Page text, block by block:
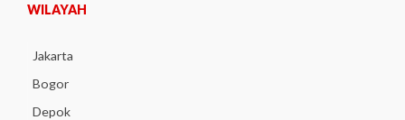
WILAYAH
Jakarta
Bogor
Depok